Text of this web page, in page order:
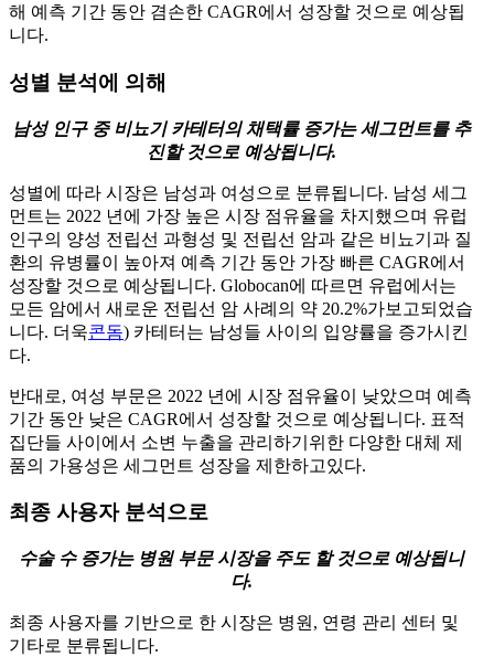
해 예측 기간 동안 겸손한 CAGR에서 성장할 것으로 예상됩
니다.
성별 분석에 의해
남성 인구 중 비뇨기 카테터의 채택률 증가는 세그먼트를 추
진할 것으로 예상됩니다.
성별에 따라 시장은 남성과 여성으로 분류됩니다. 남성 세그
먼트는 2022 년에 가장 높은 시장 점유율을 차지했으며 유럽
인구의 양성 전립선 과형성 및 전립선 암과 같은 비뇨기과 질
환의 유병률이 높아져 예측 기간 동안 가장 빠른 CAGR에서
성장할 것으로 예상됩니다. Globocan에 따르면 유럽에서는
모든 암에서 새로운 전립선 암 사례의 약 20.2%가보고되었습
니다. 더욱콘돔) 카테터는 남성들 사이의 입양률을 증가시킨
다.
반대로, 여성 부문은 2022 년에 시장 점유율이 낮았으며 예측
기간 동안 낮은 CAGR에서 성장할 것으로 예상됩니다. 표적
집단들 사이에서 소변 누출을 관리하기위한 다양한 대체 제
품의 가용성은 세그먼트 성장을 제한하고있다.
최종 사용자 분석으로
수술 수 증가는 병원 부문 시장을 주도 할 것으로 예상됩니
다.
최종 사용자를 기반으로 한 시장은 병원, 연령 관리 센터 및
기타로 분류됩니다.